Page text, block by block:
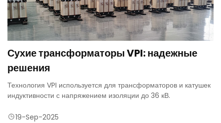
Сухие трансформаторы VPI: надежные
решения
Технология VPI используется для трансформаторов и катушек
индуктивности с напряжением изоляции до 36 кВ.
19-Sep-2025